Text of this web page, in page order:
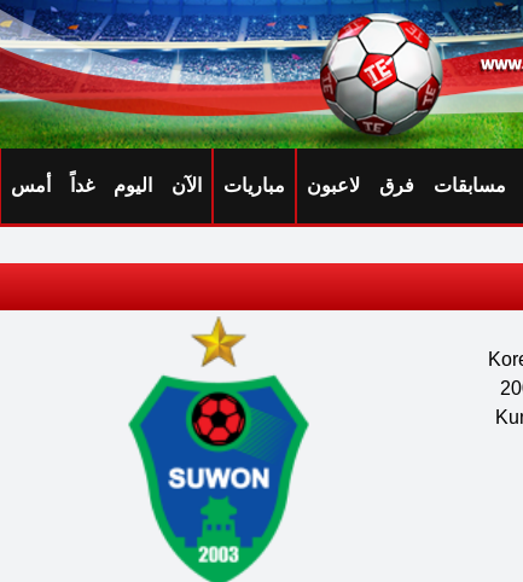
مسابقات فرق لاعبون مباريات الآن اليوم غداً أمس